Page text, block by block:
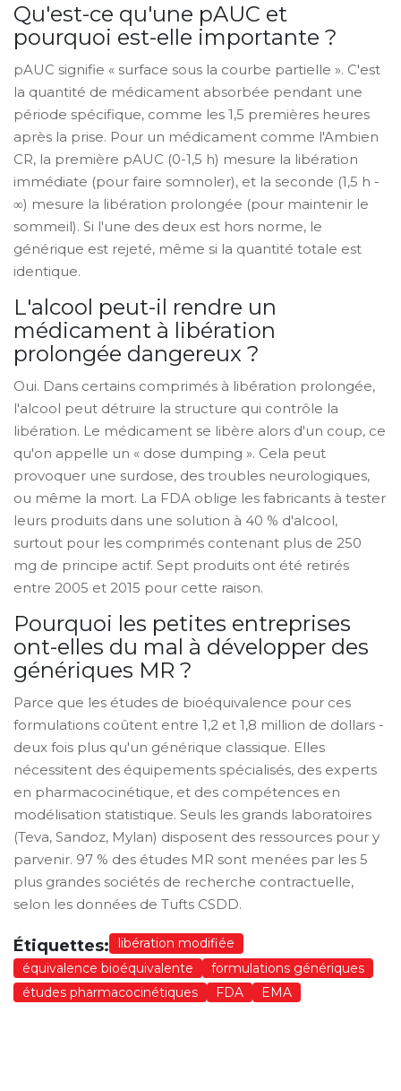
Qu'est-ce qu'une pAUC et
pourquoi est-elle importante ?
pAUC signifie « surface sous la courbe partielle ». C'est
la quantité de médicament absorbée pendant une
période spécifique, comme les 1,5 premières heures
après la prise. Pour un médicament comme l'Ambien
CR, la première pAUC (0-1,5 h) mesure la libération
immédiate (pour faire somnoler), et la seconde (1,5 h -
∞) mesure la libération prolongée (pour maintenir le
sommeil). Si l'une des deux est hors norme, le
générique est rejeté, même si la quantité totale est
identique.
L'alcool peut-il rendre un
médicament à libération
prolongée dangereux ?
Oui. Dans certains comprimés à libération prolongée,
l'alcool peut détruire la structure qui contrôle la
libération. Le médicament se libère alors d'un coup, ce
qu'on appelle un « dose dumping ». Cela peut
provoquer une surdose, des troubles neurologiques,
ou même la mort. La FDA oblige les fabricants à tester
leurs produits dans une solution à 40 % d'alcool,
surtout pour les comprimés contenant plus de 250
mg de principe actif. Sept produits ont été retirés
entre 2005 et 2015 pour cette raison.
Pourquoi les petites entreprises
ont-elles du mal à développer des
génériques MR ?
Parce que les études de bioéquivalence pour ces
formulations coûtent entre 1,2 et 1,8 million de dollars -
deux fois plus qu'un générique classique. Elles
nécessitent des équipements spécialisés, des experts
en pharmacocinétique, et des compétences en
modélisation statistique. Seuls les grands laboratoires
(Teva, Sandoz, Mylan) disposent des ressources pour y
parvenir. 97 % des études MR sont menées par les 5
plus grandes sociétés de recherche contractuelle,
selon les données de Tufts CSDD.
Étiquettes:
libération modifiée
équivalence bioéquivalente
formulations génériques
études pharmacocinétiques
FDA EMA